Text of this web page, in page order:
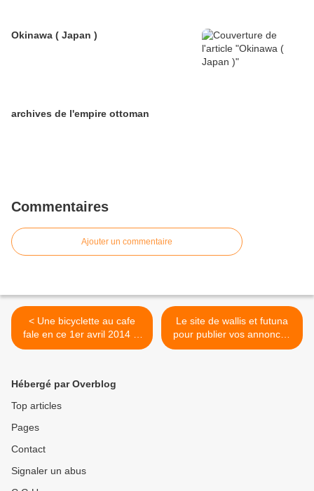
Okinawa ( Japan )
archives de l'empire ottoman
Commentaires
Ajouter un commentaire
< Une bicyclette au cafe
fale en ce 1er avril 2014 !!!
A voir
Le site de wallis et futuna
pour publier vos annonces
... >
Hébergé par Overblog
Top articles
Pages
Contact
Signaler un abus